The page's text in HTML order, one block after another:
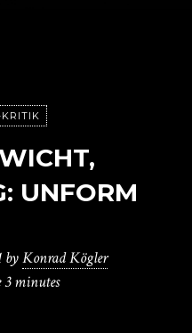
UNFORM
byKonrad Kögler
3 minutes